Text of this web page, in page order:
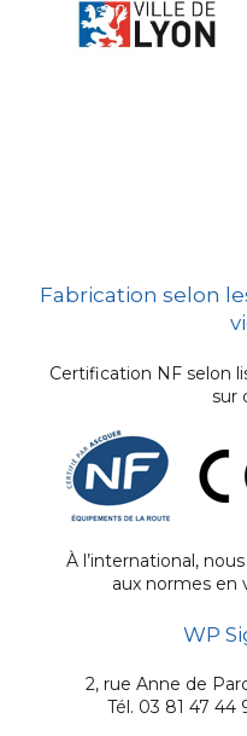
Fabrication selon
Certification NF selon
sur
À l’international,
aux normes en
WP
2, rue Anne de
Tél. 03 81 47 44